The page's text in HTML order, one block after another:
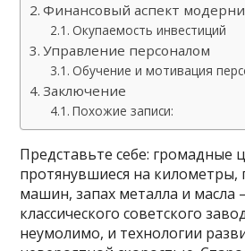
Финансовый аспект
Окупаемость инвестиций
Управление персоналом
Обучение и мотивация
Заключение
Похожие записи:
Представьте себе: громадные
протянувшиеся на километры,
машин, запах металла и масла
классического советского
неумолимо, и технологии